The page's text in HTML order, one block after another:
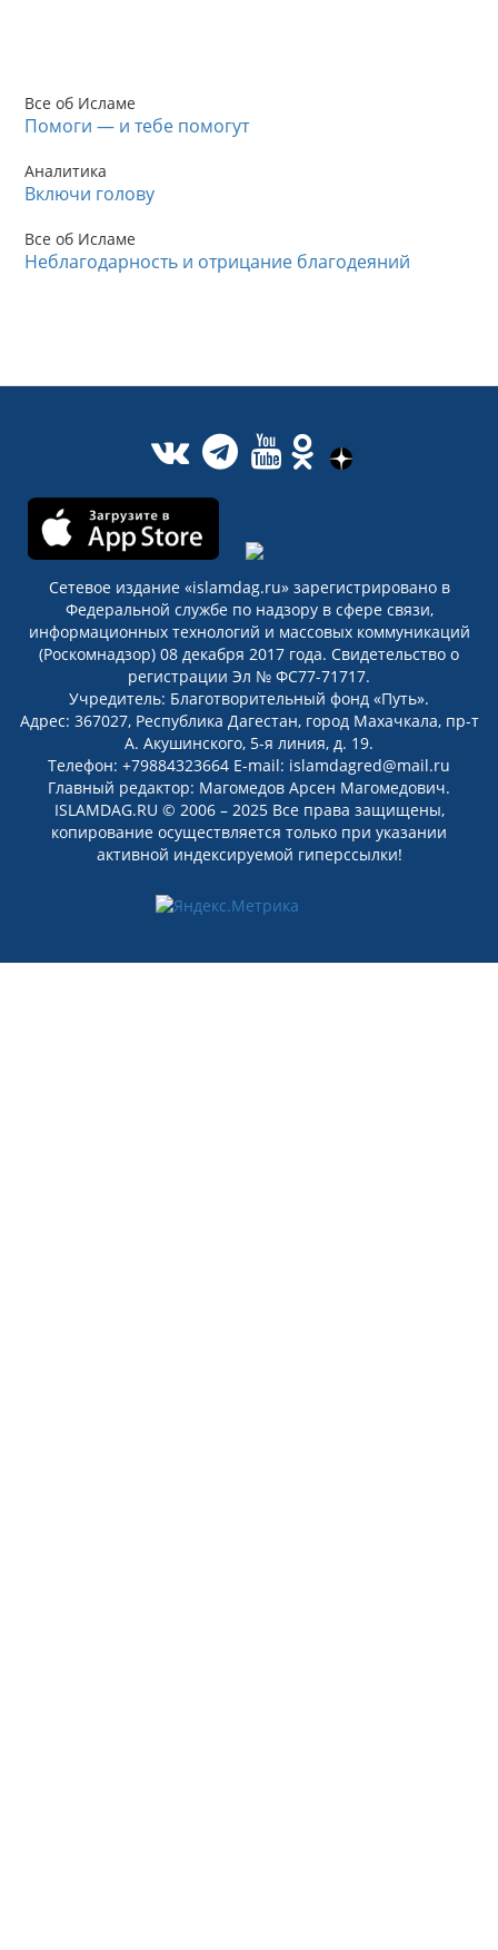
Все об Исламе
Помоги — и тебе помогут
Аналитика
Включи голову
Все об Исламе
Неблагодарность и отрицание благодеяний
Сетевое издание «islamdag.ru» зарегистрировано в
Федеральной службе по надзору в сфере связи,
информационных технологий и массовых коммуникаций
(Роскомнадзор) 08 декабря 2017 года. Свидетельство о
регистрации Эл № ФС77-71717.
Учредитель: Благотворительный фонд «Путь».
Адрес: 367027, Республика Дагестан, город Махачкала, пр-т
А. Акушинского, 5-я линия, д. 19.
Телефон: +79884323664 E-mail: islamdagred@mail.ru
Главный редактор: Магомедов Арсен Магомедович.
ISLAMDAG.RU © 2006 – 2025 Все права защищены,
копирование осуществляется только при указании
активной индексируемой гиперссылки!